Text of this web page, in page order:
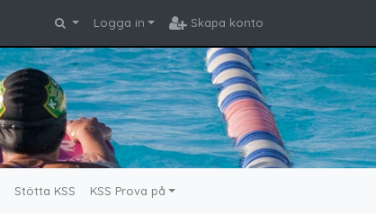
Logga in Skapa konto
Stötta KSS KSS Prova på